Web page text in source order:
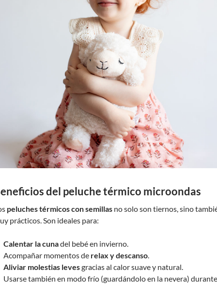
del peluche térmico microondas
peluches térmicos con semillas no solo son tiernos, sino
prácticos. Son ideales para:
Calentar la cunadel bebé en invierno.
Acompañar momentos de relax y descanso.
Aliviar molestias levesgracias al calor suave y natural.
Usarse también en modo frío (guardándolo en la nevera) durante